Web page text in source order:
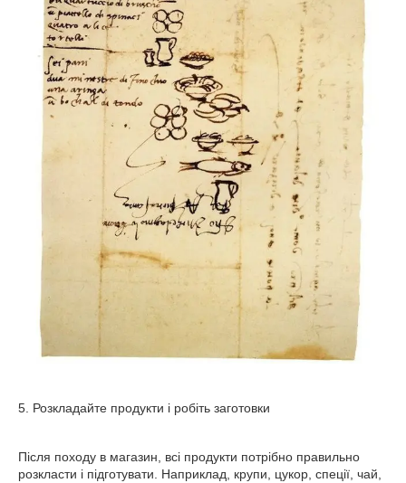
5. Розкладайте продукти і робіть заготовки
Після походу в магазин, всі продукти потрібно правильно
розкласти і підготувати. Наприклад, крупи, цукор, спеції, чай,